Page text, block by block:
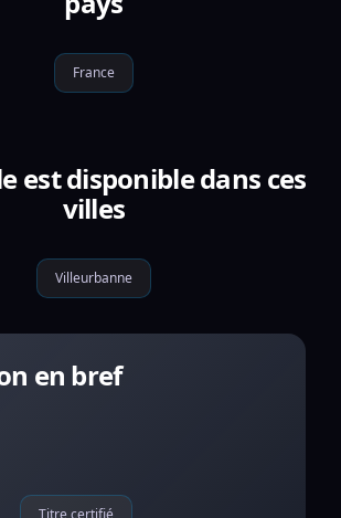
France
est disponible dans ces
villes
Villeurbanne
en bref
Titre certifié